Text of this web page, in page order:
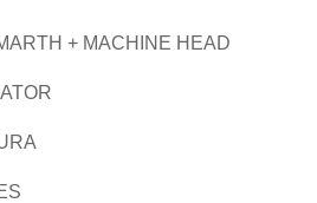
+ MACHINE HEAD